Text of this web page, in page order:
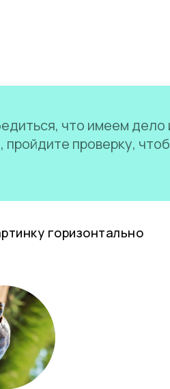
что имеем дело
проверку,
горизонтально